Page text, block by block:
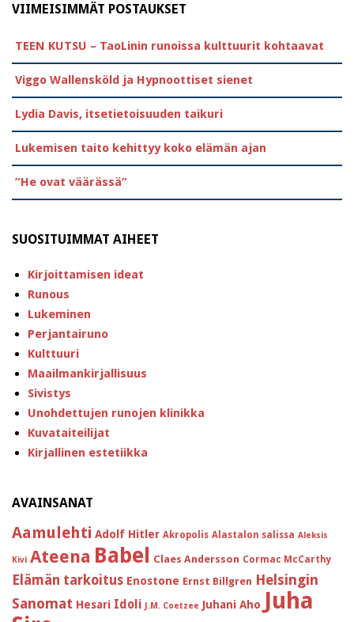
VIIMEISIMMÄT POSTAUKSET
TEEN KUTSU – TaoLinin runoissa kulttuurit kohtaavat
Viggo Wallensköld ja Hypnoottiset sienet
Lydia Davis, itsetietoisuuden taikuri
Lukemisen taito kehittyy koko elämän ajan
”He ovat väärässä”
SUOSITUIMMAT AIHEET
Kirjoittamisen ideat
Runous
Lukeminen
Perjantairuno
Kulttuuri
Maailmankirjallisuus
Sivistys
Unohdettujen runojen klinikka
Kuvataiteilijat
Kirjallinen estetiikka
AVAINSANAT
Aamulehti Adolf Hitler Akropolis Alastalon salissa Aleksis
Kivi Ateena Babel Claes Andersson Cormac McCarthy
Elämän tarkoitus Enostone Ernst Billgren Helsingin
Sanomat Hesari Idoli J.M. Coetzee Juhani Aho Juha